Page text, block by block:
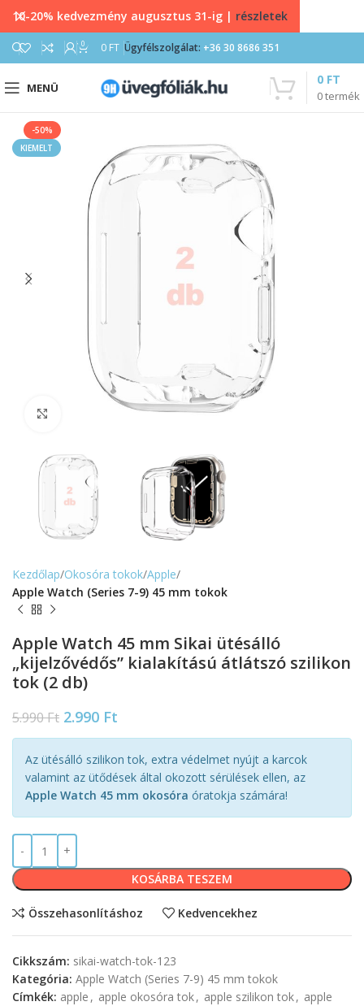
0 0 FT Ügyfélszolgálat: +36 30 8686 351
MENÜ
0termék
0 FT
-50%
KIEMELT
Kezdőlap Okosóra tokok Apple
Apple Watch (Series 7-9) 45 mm tokok
Apple Watch 45 mm Sikai ütésálló
„kijelzővédős” kialakítású átlátszó szilikon
tok (2 db)
5.990Ft 2.990 Ft
Az ütésálló szilikon tok, extra védelmet nyújt a karcok
valamint az ütődések által okozott sérülések ellen, az
Apple Watch 45 mm okosóra óratokja számára!
KOSÁRBA TESZEM
Összehasonlításhoz Kedvencekhez
Cikkszám: sikai-watch-tok-123
Kategória: Apple Watch (Series 7-9) 45 mm tokok
Címkék: apple , apple okosóra tok, apple szilikon tok, apple
10-20% kedvezmény augusztus 31-ig | részletek